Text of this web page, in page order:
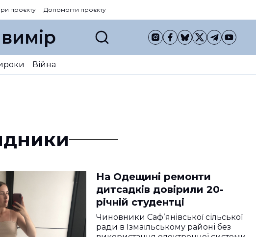
проєкту Допомогти проєкту
Війна
На Одещині ремонти
дитсадків довірили 20-
річній студентці
Чиновники Сафʼянівської сільської
ради в Ізмаїльському районі без